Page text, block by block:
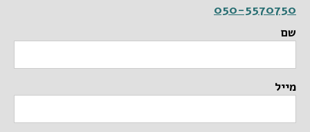
050-5570750
שם
מייל